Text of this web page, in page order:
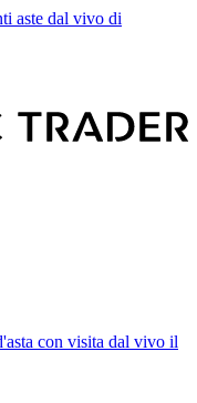
aste dal vivo di
con visita dal vivo il